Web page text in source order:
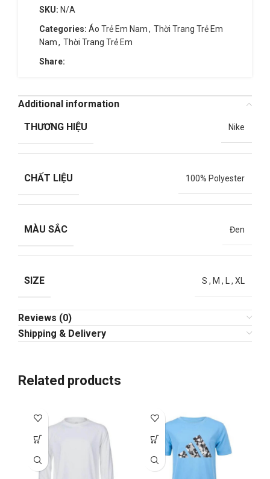
SKU: N/A
Categories: Áo Trẻ Em Nam, Thời Trang Trẻ Em
Nam, Thời Trang Trẻ Em
Share:
Additional information
THƯƠNG HIỆU
Nike
CHẤT LIỆU 100% Polyester
MÀU SẮC Đen
SIZE S , M , , XL
Reviews (0)
Shipping & Delivery
Related products